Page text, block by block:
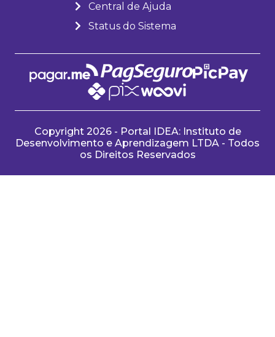
Central de Ajuda
Status do Sistema
Copyright 2026 - Portal IDEA: Instituto de
Desenvolvimento e Aprendizagem LTDA - Todos
os Direitos Reservados